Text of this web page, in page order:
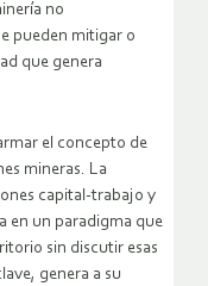
no
pueden mitigar o
que genera
el concepto de
mineras. La
capital-trabajo y
en un paradigma que
sin discutir esas
genera a su